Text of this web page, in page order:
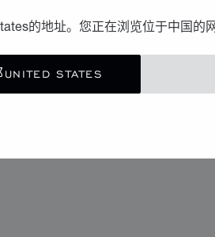
的地址。您正在浏览位于中国的
STATES